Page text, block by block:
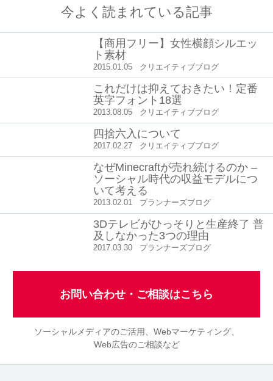
今よく読まれている記事
【商用フリー】女性横顔シルエッ
ト素材
2015.01.05 クリエイティブブログ
これだけは抑えておきたい！定番
英字フォント18選
2013.08.05 クリエイティブブログ
四捨六入について
2017.02.27 クリエイティブブログ
なぜMinecraftが売れ続けるのか –
ソーシャル時代の収益モデルにつ
いて考える
2013.02.01 プランナーズブログ
3Dテレビがひっそりと生産終了 普
及しなかった3つの理由
2017.03.30 プランナーズブログ
お問い合わせ・ご相談はこちら
ソーシャルメディアのご活用、Webマーケティング、
Web広告のご相談など